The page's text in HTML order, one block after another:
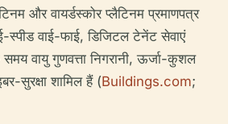
और वायर्डस्कोर प्लैटिनम प्रमाणपत्र
स्पीड वाई-फाई, डिजिटल टेनेंट सेवाएं
वायु गुणवत्ता निगरानी, ऊर्जा-कुशल
सुरक्षा शामिल हैं (Buildings.com;